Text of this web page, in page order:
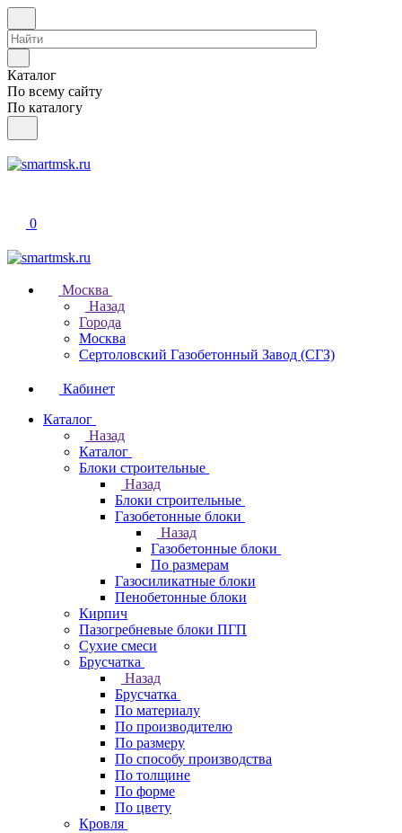
Каталог
По всему сайту
По каталогу
0
Москва
Назад
Города
Москва
Сертоловский Газобетонный Завод (СГЗ)
Кабинет
Каталог
Назад
Каталог
Блоки строительные
Назад
Блоки строительные
Газобетонные блоки
Назад
Газобетонные блоки
По размерам
Газосиликатные блоки
Пенобетонные блоки
Кирпич
Пазогребневые блоки ПГП
Сухие смеси
Брусчатка
Назад
Брусчатка
По материалу
По производителю
По размеру
По способу производства
По толщине
По форме
По цвету
Кровля